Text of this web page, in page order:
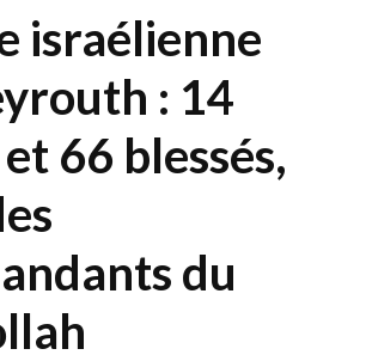
israélienne
: 14
66 blessés,
du